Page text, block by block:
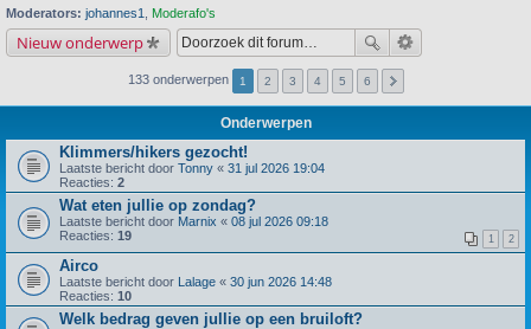
Moderators: johannes1 Moderafo's
Nieuw onderwerp
133 onderwerpen 1 2 3 4 5 6
Onderwerpen
Klimmers/hikers gezocht!
Laatste bericht door Tonny « 31 jul 2026 19:04
Reacties: 2
Wat eten jullie op zondag?
Laatste bericht door Marnix « 08 jul 2026 09:18
Reacties: 19 1 2
Airco
Laatste bericht door Lalage « 30 jun 2026 14:48
Reacties: 10
Welk bedrag geven jullie op een bruiloft?